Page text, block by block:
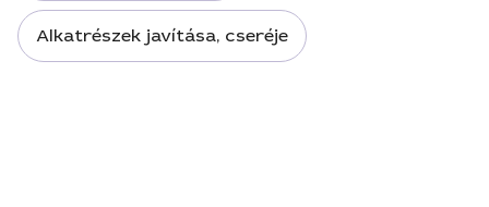
Alkatrészek javítása, cseréje